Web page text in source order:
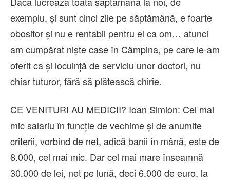
exemplu, și sunt cinci zile pe săptămână, e foarte
obositor și nu e rentabil pentru el ca om… atunci
am cumpărat niște case în Câmpina, pe care le-am
oferit ca și locuință de serviciu unor doctori, nu
chiar tuturor, fără să plătească chirie.
CE VENITURI AU MEDICII? Ioan Simion: Cel mai
mic salariu în funcție de vechime și de anumite
criterii, vorbind de net, adică banii în mână, este de
8.000, cel mai mic. Dar cel mai mare înseamnă
30.000 de lei, net pe lună, deci 6.000 de euro, la